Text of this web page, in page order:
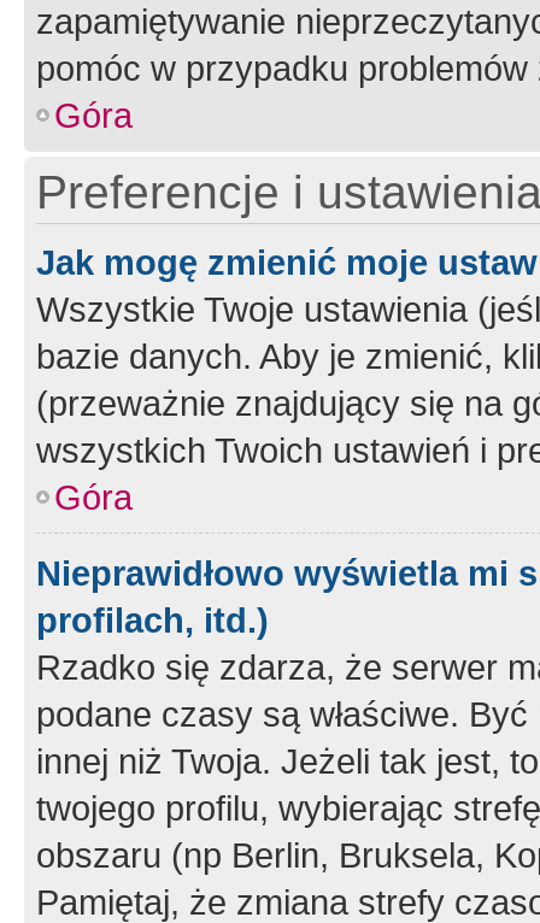
zapamiętywanie
pomóc w przypadku
Góra
Preferencje i
Jak mogę zmienić moje
Wszystkie Twoje ustawienia
bazie danych. Aby je zmienić,
(przeważnie znajdujący się na
wszystkich Twoich ustawień i
Góra
Nieprawidłowo wyświetla mi
profilach, itd.)
Rzadko się zdarza, że serwer
podane czasy są właściwe.
innej niż Twoja. Jeżeli tak jest,
twojego profilu, wybierając
obszaru (np Berlin, Bruksela,
Pamiętaj, że zmiana strefy